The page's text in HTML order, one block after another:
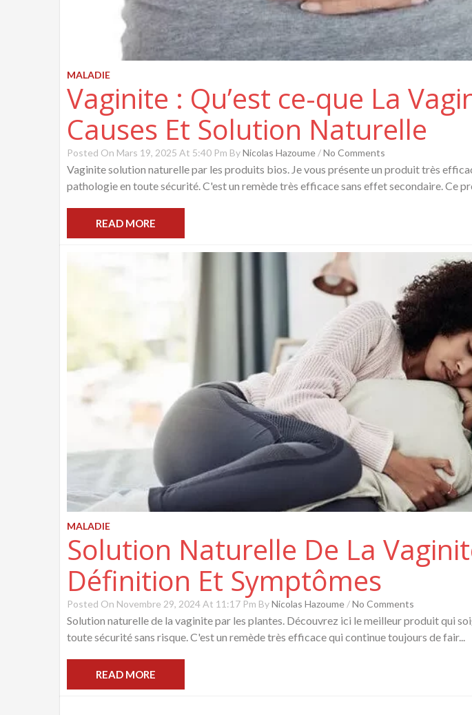
MALADIE
Vaginite : Qu’est ce-que La
Causes Et Solution Naturelle
Posted On Mars 19, 2025 At 5:40 Pm ByNicolas Hazoume /No Comments
Vaginite solution naturelle par les produits bios. Je vous présente un produit très
pathologie en toute sécurité. C'est un remède très efficace sans effet secondaire. Ce
READ MORE
MALADIE
Solution Naturelle De La
Définition Et Symptômes
Posted On Novembre 29, 2024 At 11:17 Pm ByNicolas Hazoume /No Comments
Solution naturelle de la vaginite par les plantes. Découvrez ici le meilleur produit qui
toute sécurité sans risque. C'est un remède très efficace qui continue toujours de fair...
READ MORE